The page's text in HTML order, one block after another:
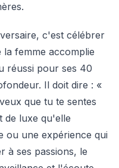
c'est célébrer
femme accomplie
réussi pour ses 40
Il doit dire : «
que tu te sentes
de luxe qu'elle
ou une expérience qui
à ses passions, le